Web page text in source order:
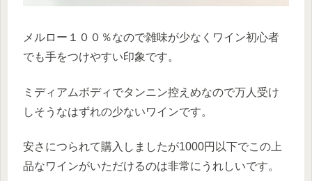
メルロー１００％なので雑味が少なくワイン初心者
でも手をつけやすい印象です。
ミディアムボディでタンニン控えめなので万人受け
しそうなはずれの少ないワインです。
安さにつられて購入しましたが1000円以下でこの上
品なワインがいただけるのは非常にうれしいです。